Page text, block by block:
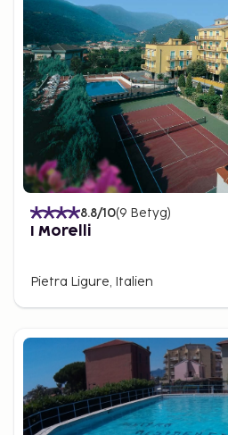
8.8/10(9 Betyg)
I Morelli
Pietra Ligure, Italien